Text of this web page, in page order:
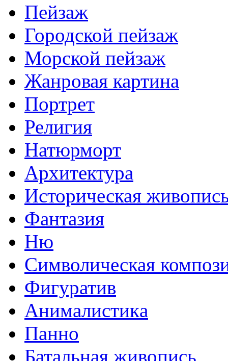
Пейзаж
Городской пейзаж
Морской пейзаж
Жанровая картина
Портрет
Религия
Натюрморт
Архитектура
Историческая
Фантазия
Ню
Символическая
Фигуратив
Анималистикa
Панно
Батальная живопись